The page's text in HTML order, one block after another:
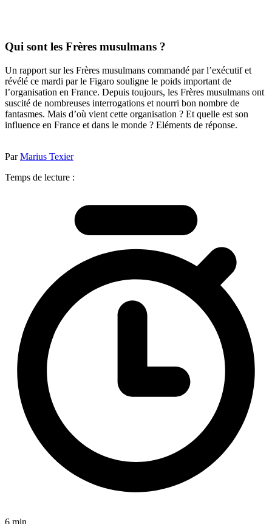
Qui sont les Frères musulmans ?
Un rapport sur les Frères musulmans commandé par l’exécutif et
révélé ce mardi par le Figaro souligne le poids important de
l’organisation en France. Depuis toujours, les Frères musulmans ont
suscité de nombreuses interrogations et nourri bon nombre de
fantasmes. Mais d’où vient cette organisation ? Et quelle est son
influence en France et dans le monde ? Eléments de réponse.
ParMarius Texier
Temps de lecture :
6 min